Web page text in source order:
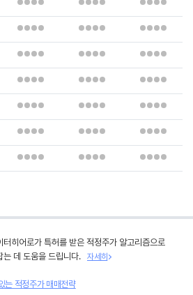
히어로가 특허를 받은 적정주가 알고리즘으로
는 데 도움을 드립니다.
자세히
는 적정주가 매매전략